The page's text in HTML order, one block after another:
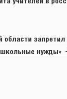
области запретил
нужды»